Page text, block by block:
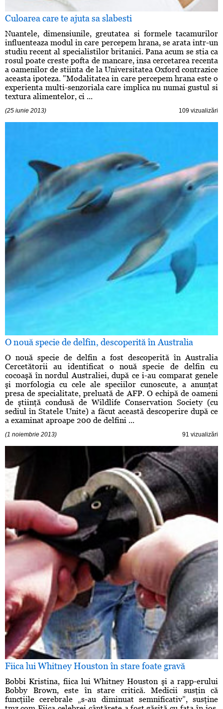
Culoarea care te ajuta sa slabesti
Nuantele, dimensiunile, greutatea si formele tacamurilor
influenteaza modul in care percepem hrana, se arata intr-un
studiu recent al specialistilor britanici. Pana acum se stia ca
rosul poate creste pofta de mancare, insa cercetarea recenta
a oamenilor de stiinta de la Universitatea Oxford contrazice
aceasta ipoteza. "Modalitatea in care percepem hrana este o
experienta multi-senzoriala care implica nu numai gustul si
textura alimentelor, ci ...
(25 iunie 2013) 109 vizualizări
O nouă specie de delfin, descoperită în Australia
O nouă specie de delfin a fost descoperită în Australia
Cercetătorii au identificat o nouă specie de delfin cu
cocoaşă în nordul Australiei, după ce i-au comparat genele
şi morfologia cu cele ale speciilor cunoscute, a anunţat
presa de specialitate, preluată de AFP. O echipă de oameni
de ştiinţă condusă de Wildlife Conservation Society (cu
sediul în Statele Unite) a făcut această descoperire după ce
a examinat aproape 200 de delfini ...
(1 noiembrie 2013) 91 vizualizări
Fiica lui Whitney Houston în stare foate gravă
Bobbi Kristina, fiica lui Whitney Houston şi a rapp-erului
Bobby Brown, este în stare critică. Medicii susţin că
funcţiile cerebrale „s-au diminuat semnificativ”, susţine